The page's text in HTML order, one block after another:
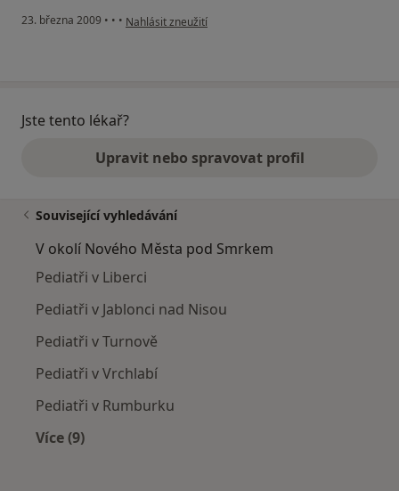
23. března 2009 • • • podle názoru uživatele Jaroslav Pešek
Nahlásit zneužití
Jste tento lékař?
Upravit nebo spravovat profil
Související vyhledávání
V okolí Nového Města pod Smrkem
Pediatři v Liberci
Pediatři v Jablonci nad Nisou
Pediatři v Turnově
Pediatři v Vrchlabí
Pediatři v Rumburku
Více (9)